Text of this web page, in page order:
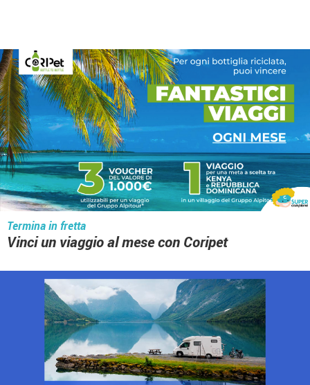
Termina in fretta
Vinci un viaggio al mese con Coripet